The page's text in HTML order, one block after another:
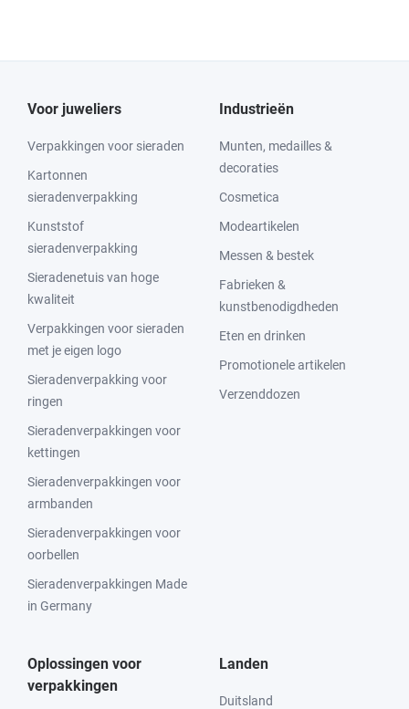
Voor juweliers
Verpakkingen voor sieraden
Kartonnen
sieradenverpakking
Kunststof
sieradenverpakking
Sieradenetuis van hoge
kwaliteit
Verpakkingen voor sieraden
met je eigen logo
Sieradenverpakking voor
ringen
Sieradenverpakkingen voor
kettingen
Sieradenverpakkingen voor
armbanden
Sieradenverpakkingen voor
oorbellen
Sieradenverpakkingen Made
in Germany
Industrieën
Munten, medailles &
decoraties
Cosmetica
Modeartikelen
Messen & bestek
Fabrieken &
kunstbenodigdheden
Eten en drinken
Promotionele artikelen
Verzenddozen
Oplossingen voor
verpakkingen
Landen
Duitsland